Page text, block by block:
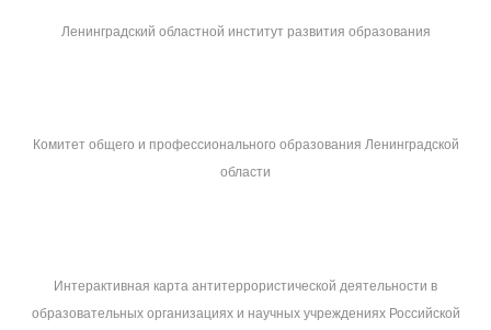
Ленинградский областной институт развития образования
Комитет общего и профессионального образования Ленинградской
области
Интерактивная карта антитеррористической деятельности в
образовательных организациях и научных учреждениях Российской